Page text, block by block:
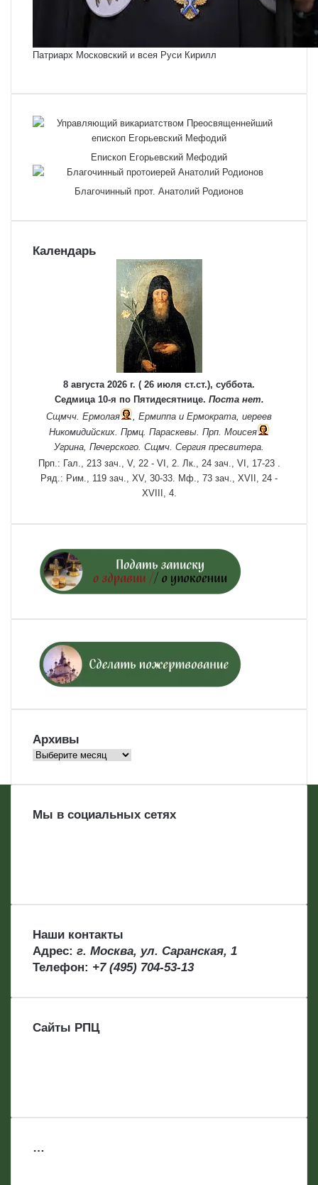
Патриарх Московский и всея Руси Кирилл
Епископ Егорьевский Мефодий
Благочинный прот. Анатолий Родионов
Календарь
8 августа 2026 г. ( 26 июля ст.ст.), суббота.
Седмица 10-я по Пятидесятнице. Поста нет.
Сщмчч. Ермолая , Ермиппа и Ермократа, иереев
Никомидийских. Прмц. Параскевы. Прп. Моисея
Угрина, Печерского. Сщмч. Сергия пресвитера.
Прп.: Гал., 213 зач., V, 22 - VI, 2. Лк., 24 зач., VI, 17-23 .
Ряд.: Рим., 119 зач., XV, 30-33. Мф., 73 зач., XVII, 24 -
XVIII, 4.
Архивы
Архивы
Мы в социальных сетях
Наши контакты
Адрес: г. Москва, ул. Саранская, 1
Телефон: +7 (495) 704-53-13
Сайты РПЦ
…